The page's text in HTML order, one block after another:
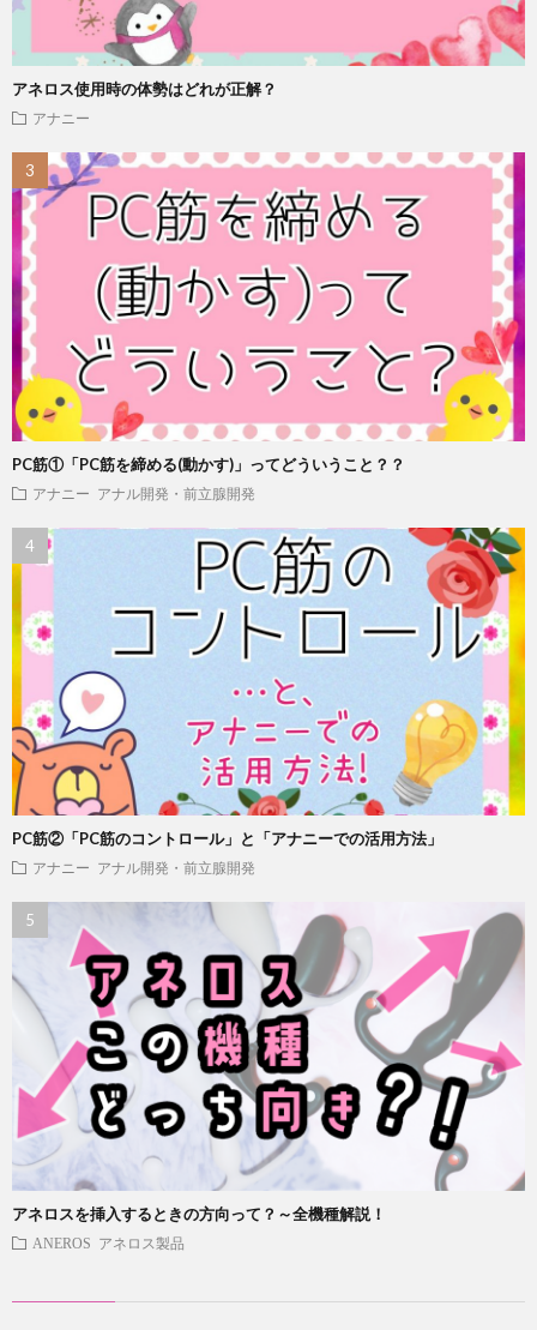
アネロス使用時の体勢はどれが正解？
アナニー
PC筋①「PC筋を締める(動かす)」ってどういうこと？？
アナニー アナル開発・前立腺開発
PC筋②「PC筋のコントロール」と「アナニーでの活用方法」
アナニー アナル開発・前立腺開発
アネロスを挿入するときの方向って？～全機種解説！
ANEROS アネロス製品